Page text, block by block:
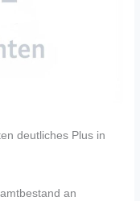
deutliches Plus in
an